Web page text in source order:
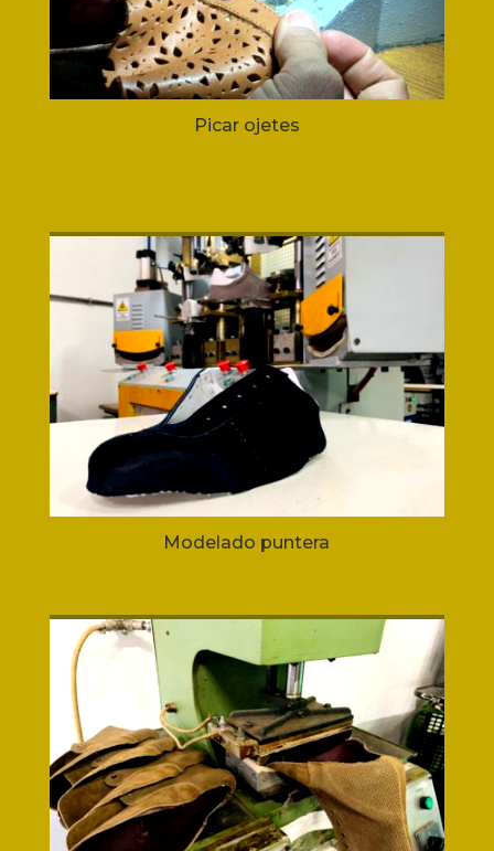
Picar ojetes
Modelado puntera